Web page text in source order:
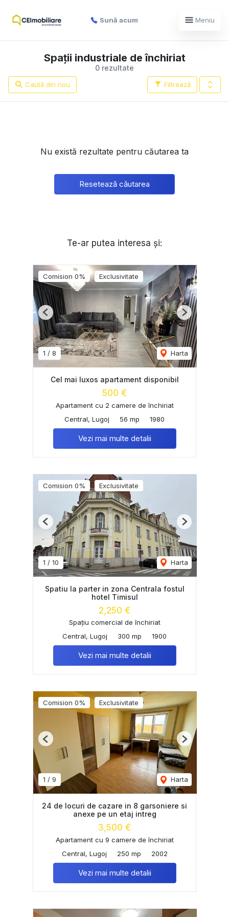
Sună acum Meniu
0 rezultate
Spații industriale de închiriat
Filtrează
Caută din nou
Nu există rezultate pentru căutarea ta
Resetează căutarea
Te-ar putea interesa și:
Comision 0% Exclusivitate
1 / 8 Harta
Previous Next
Cel mai luxos apartament disponibil
500 €
Apartament cu 2 camere de închiriat
Central, Lugoj
56 mp 1980
Vezi mai multe detalii
Comision 0% Exclusivitate
1 / 10 Harta
Previous Next
Spatiu la parter in zona Centrala fostul
hotel Timisul
2,250 €
Spațiu comercial de închiriat
Central, Lugoj
300 mp 1900
Vezi mai multe detalii
Comision 0% Exclusivitate
1 / 9 Harta
Previous Next
24 de locuri de cazare in 8 garsoniere si
anexe pe un etaj intreg
3,500 €
Apartament cu 9 camere de închiriat
Central, Lugoj
250 mp 2002
Vezi mai multe detalii